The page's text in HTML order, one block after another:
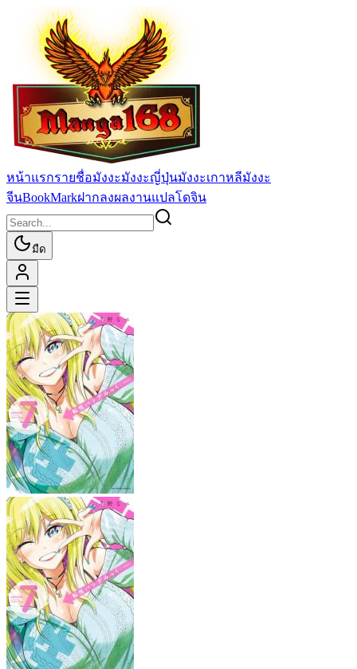
หน้าแรกรายชื่อมังงะมังงะญี่ปุ่นมังงะเกาหลีมังงะ
จีนBookMarkฝากลงผลงานแปลโดจิน
มืด